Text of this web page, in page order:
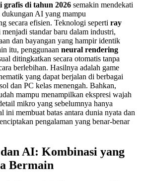
grafis di tahun 2026 semakin mendekati
dukungan AI yang mampu
secara efisien. Teknologi seperti ray
standar baru dalam industri,
dan bayangan yang hampir identik
itu, penggunaan neural rendering
ditingkatkan secara otomatis tanpa
berlebihan. Hasilnya adalah game
yang dapat berjalan di berbagai
dan PC kelas menengah. Bahkan,
mampu menampilkan ekspresi wajah
mikro yang sebelumnya hanya
membuat batas antara dunia nyata dan
pengalaman yang benar-benar
AI: Kombinasi yang
Bermain